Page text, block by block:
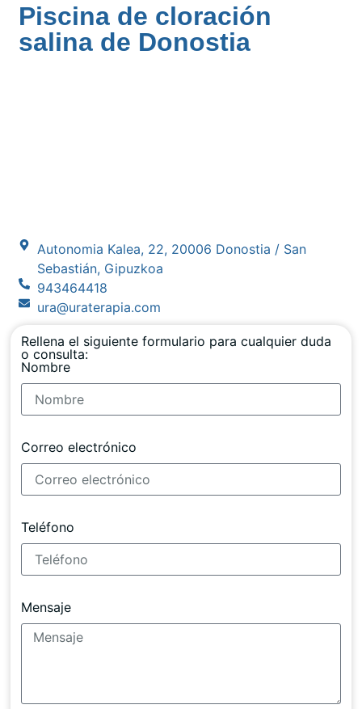
Piscina de cloración
salina de Donostia
Autonomia Kalea, 22, 20006 Donostia / San
Sebastián, Gipuzkoa
943464418
ura@uraterapia.com
Rellena el siguiente formulario para cualquier duda
o consulta:
Nombre
Correo electrónico
Teléfono
Mensaje